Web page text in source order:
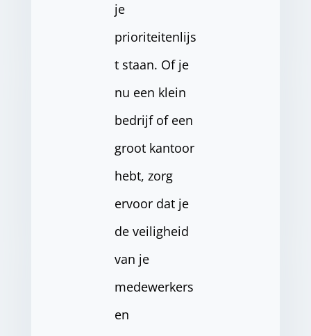
je
prioriteitenlijs
t staan. Of je
nu een klein
bedrijf of een
groot kantoor
hebt, zorg
ervoor dat je
de veiligheid
van je
medewerkers
en